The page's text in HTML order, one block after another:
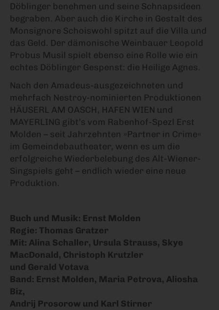
Döblinger benehmen und seine Schnapsideen
begraben. Aber auch die Kirche in Gestalt des
Monsignore Schoiswohl spitzt auf die Villa und
das Geld. Der dämonische Weinbauer Leopold
Probus Musil spielt ebenso eine Rolle wie ein
echtes Döblinger Gespenst: die Heilige Agnes.
Nach den Amadeus-ausgezeichneten und
mehrfach Nestroy-nominierten Produktionen
HÄUSERL AM OASCH, HAFEN WIEN und
MAYERLING gibt’s vom Rabenhof-Spezl Erst
Molden – seit Jahrzehnten »Partner in Crime«
im Gemeindebautheater, wenn es um die
erfolgreiche Wiederbelebung des Alt-Wiener-
Singspiels geht – endlich wieder eine neue
Produktion.
Buch und Musik: Ernst Molden
Regie: Thomas Gratzer
Mit: Alina Schaller, Ursula Strauss, Skye
MacDonald, Christoph Krutzler
und Gerald Votava
Band: Ernst Molden, Maria Petrova, Aliosha
Biz,
Andrij Prosorow und Karl Stirner